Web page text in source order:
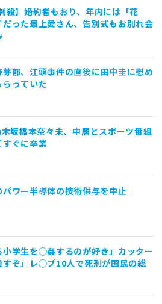
殺】婚約者もおり、年内には「花
った最上愛さん、告別式もお別れ会
芽郁、江頭事件の直後に田中圭に慰め
っていた
木坂橋本奈々未、中居とスポーツ番組
すぐに卒業
ワー半導体の技術供与を中止
小学生を◯姦するのが好き」カッター
すぞ」レ◯プ10人で死刑が国民の総